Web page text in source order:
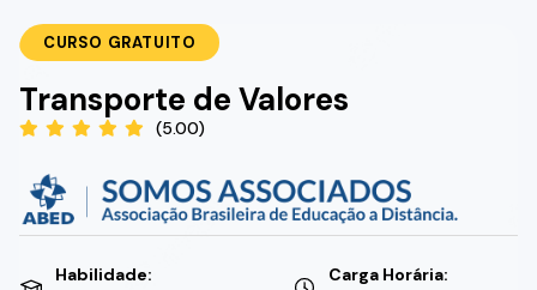
CURSO GRATUITO
Transporte de Valores
(5.00)
Habilidade: Carga Horária: